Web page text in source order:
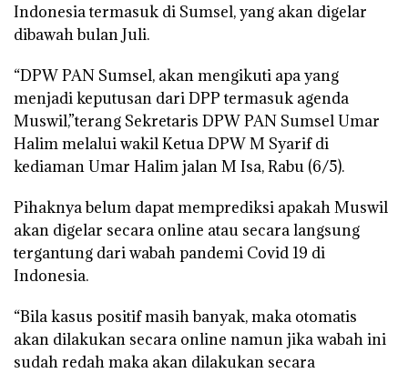
Indonesia termasuk di Sumsel, yang akan digelar
dibawah bulan Juli.
“DPW PAN Sumsel, akan mengikuti apa yang
menjadi keputusan dari DPP termasuk agenda
Muswil,”terang Sekretaris DPW PAN Sumsel Umar
Halim melalui wakil Ketua DPW M Syarif di
kediaman Umar Halim jalan M Isa, Rabu (6/5).
Pihaknya belum dapat memprediksi apakah Muswil
akan digelar secara online atau secara langsung
tergantung dari wabah pandemi Covid 19 di
Indonesia.
“Bila kasus positif masih banyak, maka otomatis
akan dilakukan secara online namun jika wabah ini
sudah redah maka akan dilakukan secara